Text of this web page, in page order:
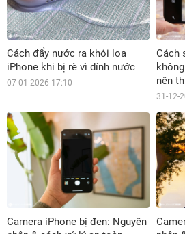
Cách đẩy nước ra khỏi loa
iPhone khi bị rè vì dính nước
07-01-2026 17:10
Cách
nên
31-12-
Camera iPhone bị đen: Nguyên